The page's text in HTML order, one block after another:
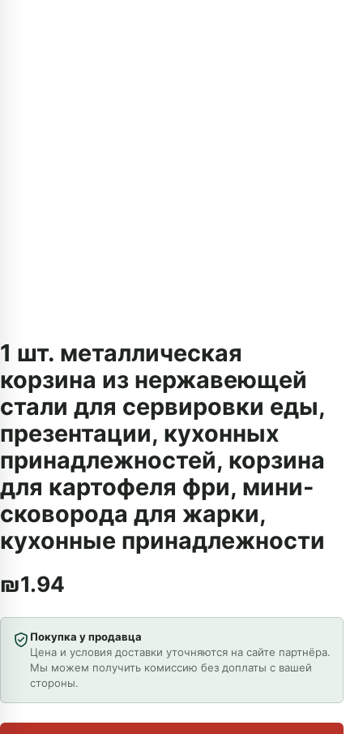
1 шт. металлическая
корзина из нержавеющей
стали для сервировки еды,
презентации, кухонных
принадлежностей, корзина
для картофеля фри, мини-
сковорода для жарки,
кухонные принадлежности
₪1.94
Покупка у продавца
Цена и условия доставки уточняются на сайте партнёра.
Мы можем получить комиссию без доплаты с вашей
стороны.